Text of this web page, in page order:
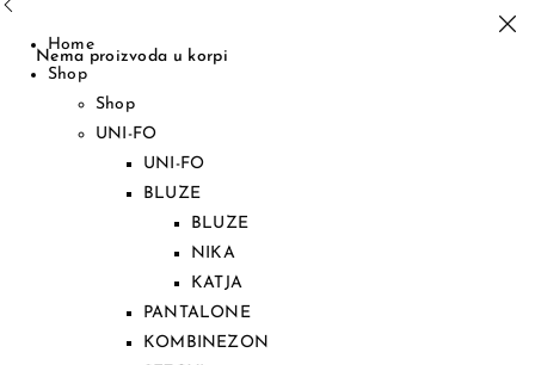
Nema proizvoda u korpi
Home
Shop
Shop
UNI-FO
UNI-FO
BLUZE
BLUZE
NIKA
KATJA
PANTALONE
KOMBINEZON